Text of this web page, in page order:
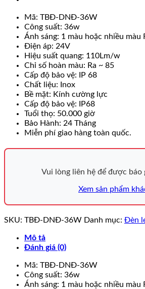
Mã: TBĐ-DNĐ-36W
Công suất: 36w
Ánh sáng: 1 màu hoặc nhiều màu
Điện áp: 24V
Hiệu suất quang: 110Lm/w
Chỉ số hoàn màu: Ra ~ 85
Cấp độ bảo vệ: IP 68
Chất liệu: Inox
Bề mặt: Kính cường lực
Cấp độ bảo vệ: IP68
Tuổi thọ: 50.000 giờ
Bảo Hành: 24 Tháng
Miễn phí giao hàng toàn quốc.
Vui lòng liên hệ để được
Xem sản phẩm
SKU: TBĐ-DNĐ-36W Danh mục: Đèn
Mô tả
Đánh giá (0)
Mã: TBĐ-DNĐ-36W
Công suất: 36w
Ánh sáng: 1 màu hoặc nhiều màu